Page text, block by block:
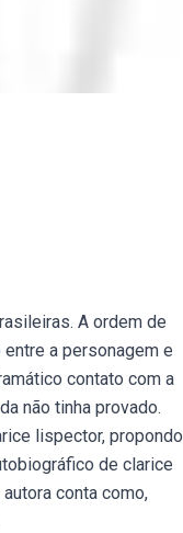
A ordem de
a personagem e
contato com a
não tinha provado.
lispector, propondo
de clarice
conta como,